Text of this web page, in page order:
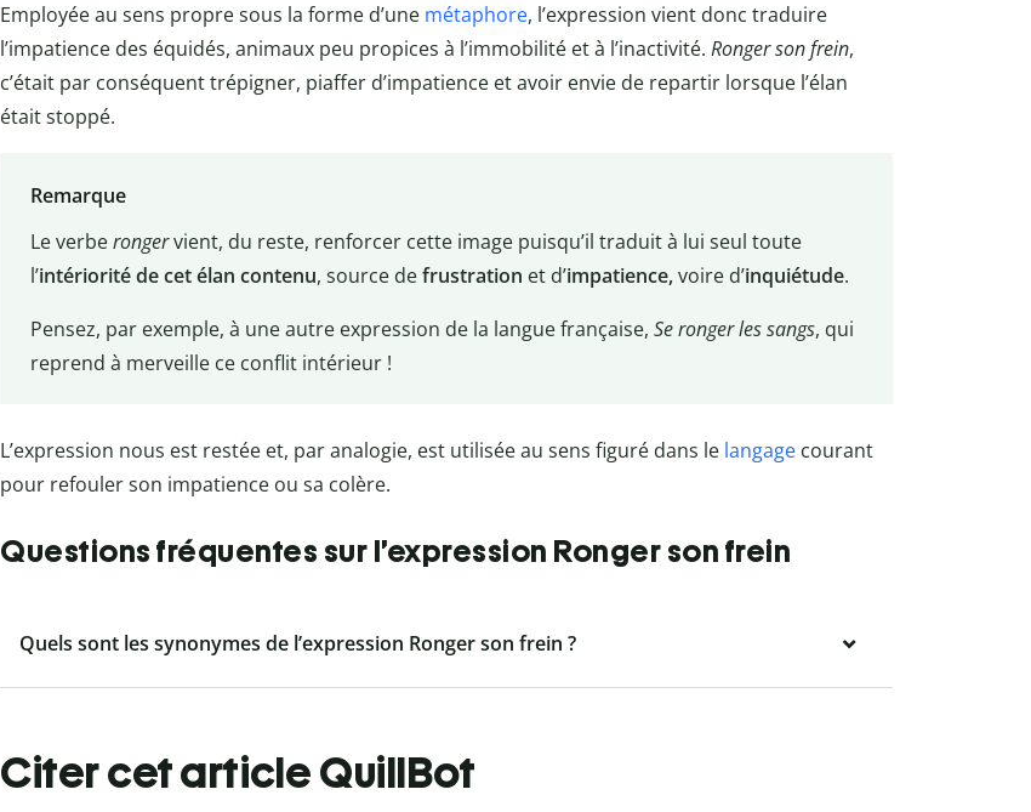
Employée au sens propre sous la forme d’une métaphore, l’expression vient donc traduire
l’impatience des équidés, animaux peu propices à l’immobilité et à l’inactivité. Ronger son frein,
c’était par conséquent trépigner, piaffer d’impatience et avoir envie de repartir lorsque l’élan
était stoppé.
Remarque
Le verberongervient, du reste, renforcer cette image puisqu’il traduit à lui seul toute
l’intériorité de cet élan contenu, source defrustration et d’impatience,voire d’inquiétude.
Pensez, par exemple, à une autre expression de la langue française, Se ronger les sangs, qui
reprend à merveille ce conflit intérieur !
L’expression nous est restée et, par analogie, est utilisée au sens figuré dans le langage courant
pour refouler son impatience ou sa colère.
Questions fréquentes sur l’expression Ronger son frein
Quels sont les synonymes de l’expression Ronger son frein ?
Citer cet article QuillBot